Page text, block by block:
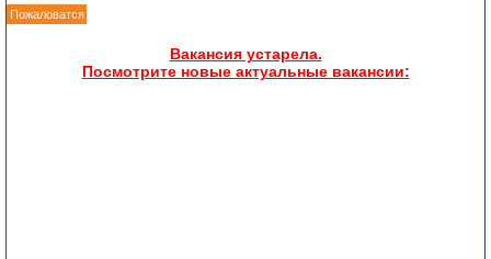
Пожаловатся
Вакансия устарела.
Посмотрите новые актуальные вакансии: